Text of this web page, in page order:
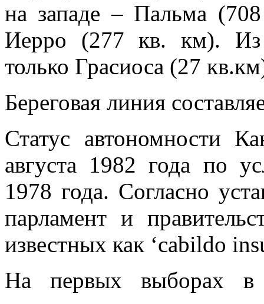
на западе – Пальма
Иерро (277 кв. км). Из
только Грасиоса (27
Береговая линия
Статус автономности
августа 1982 года по
1978 года. Согласно
парламент и
известных как ‘cabildo
На первых выборах в